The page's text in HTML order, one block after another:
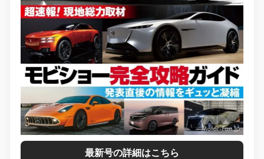
最新号の詳細はこちら